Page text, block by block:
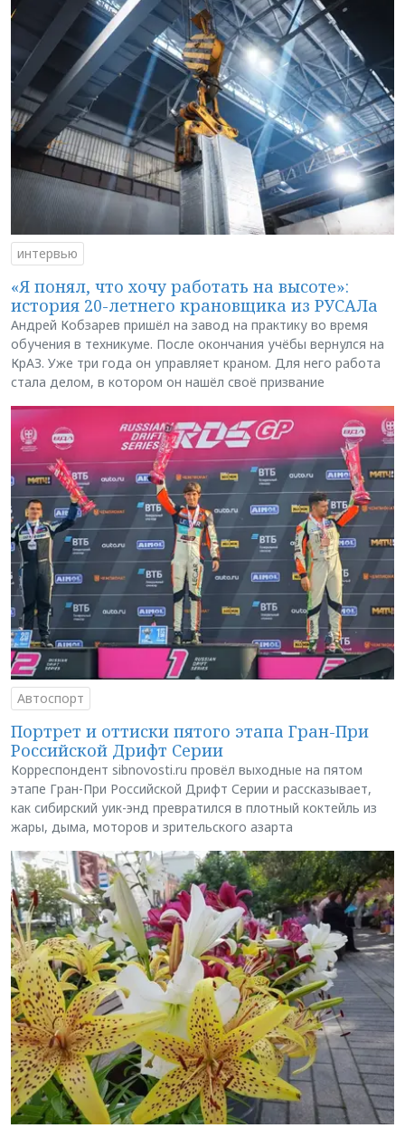
интервью
«Я понял, что хочу работать на высоте»:
история 20-летнего крановщика из РУСАЛа
Андрей Кобзарев пришёл на завод на практику во время
обучения в техникуме. После окончания учёбы вернулся на
КрАЗ. Уже три года он управляет краном. Для него работа
стала делом, в котором он нашёл своё призвание
Автоспорт
Портрет и оттиски пятого этапа Гран-При
Российской Дрифт Серии
Корреспондент sibnovosti.ru провёл выходные на пятом
этапе Гран-При Российской Дрифт Серии и рассказывает,
как сибирский уик-энд превратился в плотный коктейль из
жары, дыма, моторов и зрительского азарта